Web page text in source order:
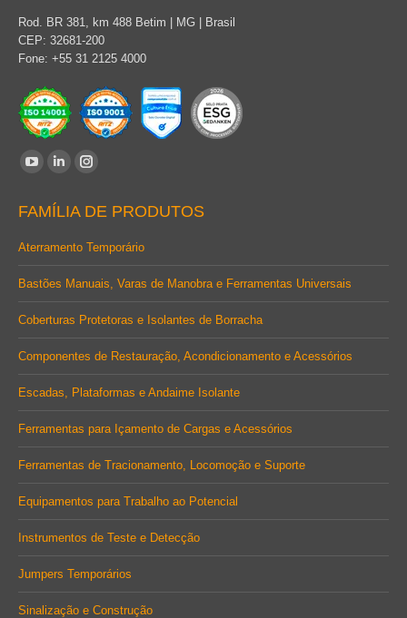
Rod. BR 381, km 488 Betim | MG | Brasil
CEP: 32681-200
Fone: +55 31 2125 4000
Encontre-nos em:
opens
in
window
Linkedin
opens
in
window
Instagram
opens
in
window
FAMÍLIA DE PRODUTOS
Aterramento Temporário
Bastões Manuais, Varas de Manobra e Ferramentas Universais
Coberturas Protetoras e Isolantes de Borracha
Componentes de Restauração, Acondicionamento e Acessórios
Escadas, Plataformas e Andaime Isolante
Ferramentas para Içamento de Cargas e Acessórios
Ferramentas de Tracionamento, Locomoção e Suporte
Equipamentos para Trabalho ao Potencial
Instrumentos de Teste e Detecção
Jumpers Temporários
Sinalização e Construção